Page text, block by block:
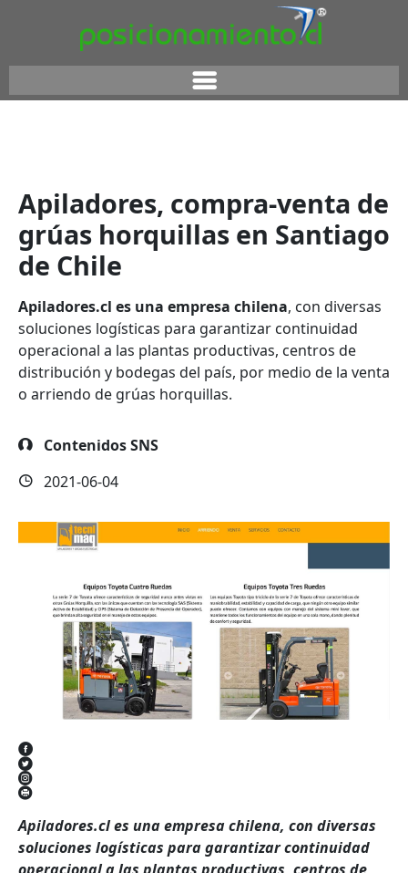
Apiladores, compra-venta de
grúas horquillas en Santiago
de Chile
Apiladores.cl es una empresa chilena, con diversas
soluciones logísticas para garantizar continuidad
operacional a las plantas productivas, centros de
distribución y bodegas del país, por medio de la venta
o arriendo de grúas horquillas.
Contenidos SNS
2021-06-04
Apiladores.cl es una empresa chilena, con diversas
soluciones logísticas para garantizar continuidad